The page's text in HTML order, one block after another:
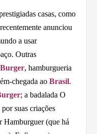
casas, como
anunciou
a usar
Outras
, hamburgueria
chegada aoBrasil.
; a badalada O
suas criações
Hamburguer (que há